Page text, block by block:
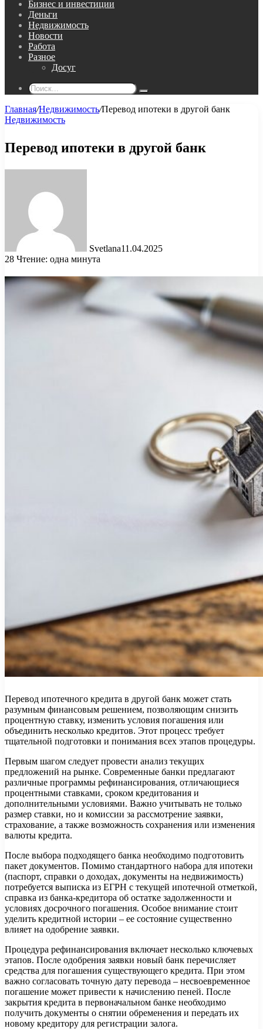
Бизнес и инвестиции
Деньги
Недвижимость
Новости
Работа
Разное
Досуг
Поиск...
Главная/Недвижимость/Перевод ипотеки в другой банк
Недвижимость
Перевод ипотеки в другой банк
Svetlana11.04.2025
28 Чтение: одна минута
Перевод ипотечного кредита в другой банк может стать
разумным финансовым решением, позволяющим снизить
процентную ставку, изменить условия погашения или
объединить несколько кредитов. Этот процесс требует
тщательной подготовки и понимания всех этапов процедуры.
Первым шагом следует провести анализ текущих
предложений на рынке. Современные банки предлагают
различные программы рефинансирования, отличающиеся
процентными ставками, сроком кредитования и
дополнительными условиями. Важно учитывать не только
размер ставки, но и комиссии за рассмотрение заявки,
страхование, а также возможность сохранения или изменения
валюты кредита.
После выбора подходящего банка необходимо подготовить
пакет документов. Помимо стандартного набора для ипотеки
(паспорт, справки о доходах, документы на недвижимость)
потребуется выписка из ЕГРН с текущей ипотечной отметкой,
справка из банка-кредитора об остатке задолженности и
условиях досрочного погашения. Особое внимание стоит
уделить кредитной истории – ее состояние существенно
влияет на одобрение заявки.
Процедура рефинансирования включает несколько ключевых
этапов. После одобрения заявки новый банк перечисляет
средства для погашения существующего кредита. При этом
важно согласовать точную дату перевода – несвоевременное
погашение может привести к начислению пеней. После
закрытия кредита в первоначальном банке необходимо
получить документы о снятии обременения и передать их
новому кредитору для регистрации залога.